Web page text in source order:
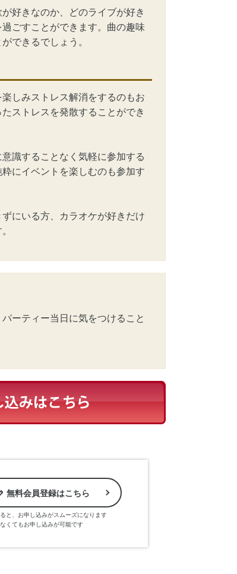
好きなのか、どのライブが好き
ごすことができます。曲の趣味
できるでしょう。
しみストレス解消をするのもお
ストレスを発散することができ
識することなく気軽に参加する
にイベントを楽しむのも参加す
にいる方、カラオケが好きだけ
パーティー当日に気をつけること
無料会員登録はこちら
と、お申し込みがスムーズになります
くてもお申し込みが可能です